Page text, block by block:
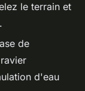
le terrain et
de
d'eau